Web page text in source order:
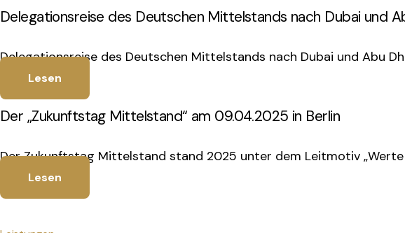
Delegationsreise des Deutschen Mittelstands nach Dubai und
Delegationsreise des Deutschen Mittelstands nach Dubai und Abu
Lesen
Der „Zukunftstag Mittelstand“ am 09.04.2025 in Berlin
Der Zukunftstag Mittelstand stand 2025 unter dem Leitmotiv
Lesen